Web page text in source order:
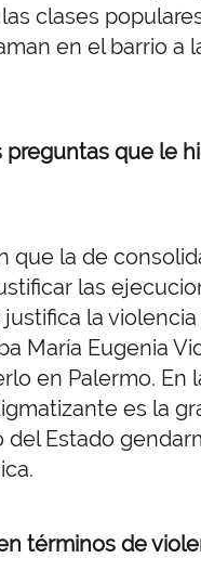
clases
en el barrio
preguntas que le
que la de
las
la
María Eugenia
en Palermo. En
es la
Estado
términos de